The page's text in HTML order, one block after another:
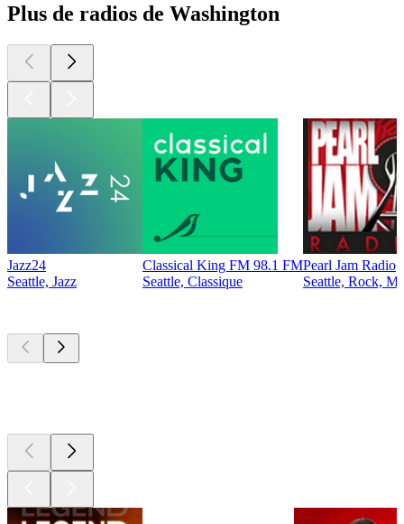
Plus de radios de Washington
Jazz24
Seattle, Jazz
Classical King FM 98.1 FM
Seattle, Classique
Pearl Jam Radio
Seattle, Rock,